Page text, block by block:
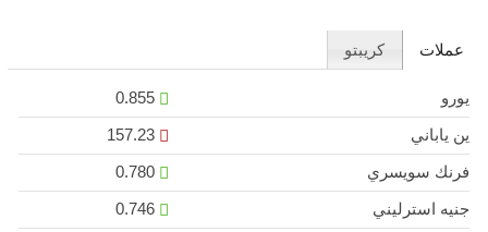
عملات كريبتو
يورو
0.855
ين ياباني
157.23
فرنك سويسري
0.780
جنيه استرليني
0.746